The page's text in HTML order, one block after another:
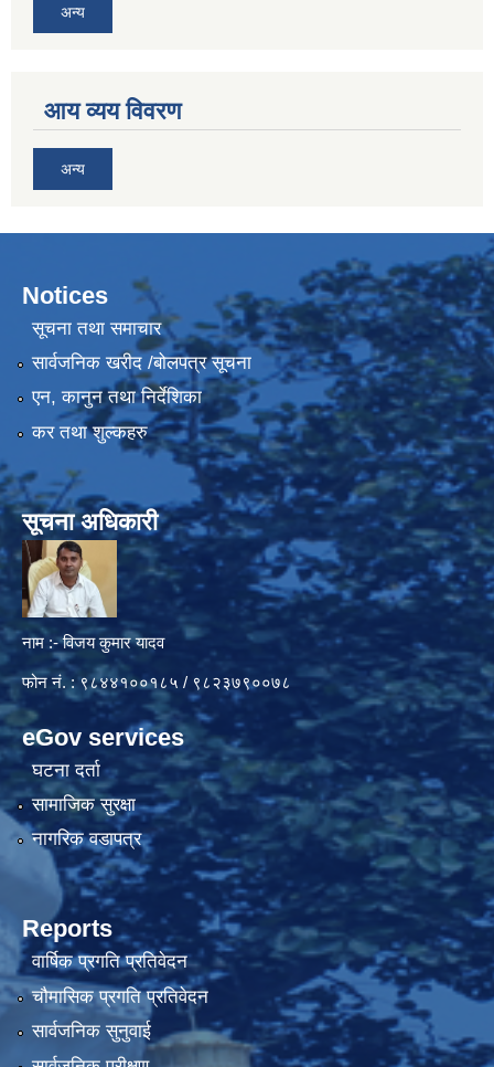
अन्य
आय व्यय विवरण
अन्य
Notices
सूचना तथा समाचार
सार्वजनिक खरीद /बोलपत्र सूचना
एन, कानुन तथा निर्देशिका
कर तथा शुल्कहरु
सूचना अधिकारी
नाम :- विजय कुमार यादव
फोन नं. : ९८४४१००१८५ / ९८२३७९००७८
eGov services
घटना दर्ता
सामाजिक सुरक्षा
नागरिक वडापत्र
Reports
वार्षिक प्रगति प्रतिवेदन
चौमासिक प्रगति प्रतिवेदन
सार्वजनिक सुनुवाई